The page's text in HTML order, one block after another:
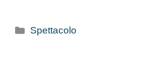
Categorie
Spettacolo